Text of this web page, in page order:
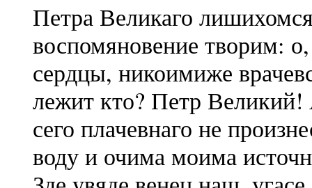
Петра Великаго
воспомяновение творим:
сердцы, никоимиже
лежит кто? Петр
сего плачевнаго не
воду и очима моима